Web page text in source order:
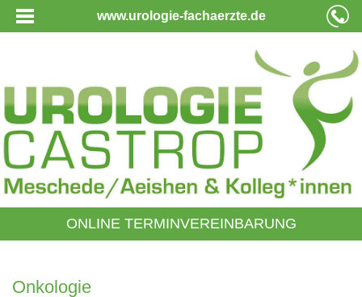
www.urologie-fachaerzte.de
ONLINE TERMINVEREINBARUNG
Onkologie